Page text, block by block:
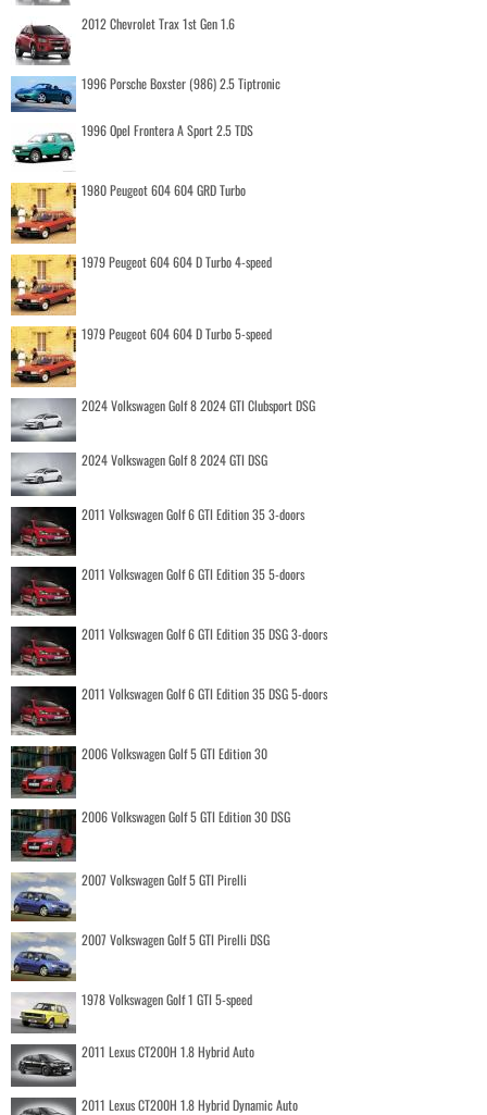
2012 Chevrolet Trax 1st Gen 1.6
1996 Porsche Boxster (986) 2.5 Tiptronic
1996 Opel Frontera A Sport 2.5 TDS
1980 Peugeot 604 604 GRD Turbo
1979 Peugeot 604 604 D Turbo 4-speed
1979 Peugeot 604 604 D Turbo 5-speed
2024 Volkswagen Golf 8 2024 GTI Clubsport DSG
2024 Volkswagen Golf 8 2024 GTI DSG
2011 Volkswagen Golf 6 GTI Edition 35 3-doors
2011 Volkswagen Golf 6 GTI Edition 35 5-doors
2011 Volkswagen Golf 6 GTI Edition 35 DSG 3-doors
2011 Volkswagen Golf 6 GTI Edition 35 DSG 5-doors
2006 Volkswagen Golf 5 GTI Edition 30
2006 Volkswagen Golf 5 GTI Edition 30 DSG
2007 Volkswagen Golf 5 GTI Pirelli
2007 Volkswagen Golf 5 GTI Pirelli DSG
1978 Volkswagen Golf 1 GTI 5-speed
2011 Lexus CT200H 1.8 Hybrid Auto
2011 Lexus CT200H 1.8 Hybrid Dynamic Auto